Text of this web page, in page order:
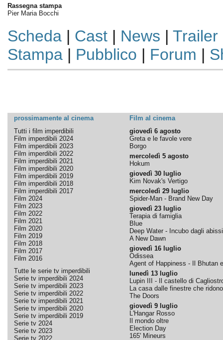
Rassegna stampa
Pier Maria Bocchi
Scheda| Cast| News | Trailer
Stampa| Pubblico | Forum |
prossimamente al cinema
Film al cinema
Tutti i film imperdibili
Film imperdibili 2024
Film imperdibili 2023
Film imperdibili 2022
Film imperdibili 2021
Film imperdibili 2020
Film imperdibili 2019
Film imperdibili 2018
Film imperdibili 2017
Film 2024
Film 2023
Film 2022
Film 2021
Film 2020
Film 2019
Film 2018
Film 2017
Film 2016
Tutte le serie tv imperdibili
Serie tv imperdibili 2024
Serie tv imperdibili 2023
Serie tv imperdibili 2022
Serie tv imperdibili 2021
Serie tv imperdibili 2020
Serie tv imperdibili 2019
Serie tv 2024
Serie tv 2023
Serie tv 2022
giovedì 6 agosto
Greta e le favole vere
Borgo
mercoledì 5 agosto
Hokum
giovedì 30 luglio
Kim Novak's Vertigo
mercoledì 29 luglio
Spider-Man - Brand New Day
giovedì 23 luglio
Terapia di famiglia
Blue
Deep Water - Incubo dagli abissi
A New Dawn
giovedì 16 luglio
Odissea
Agent of Happiness - Il Bhutan
lunedì 13 luglio
Lupin III - Il castello di
La casa dalle finestre che ridono
The Doors
giovedì 9 luglio
L'Hangar Rosso
Il mondo oltre
Election Day
165' Mineurs